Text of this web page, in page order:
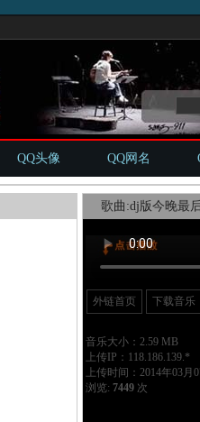
QQ头像 QQ网名
歌曲:dj版今晚最
外链首页 下载音乐
音乐大小：2.59 MB
上传IP：118.186.139.*
上传时间：2014年03月
浏览: 7449次